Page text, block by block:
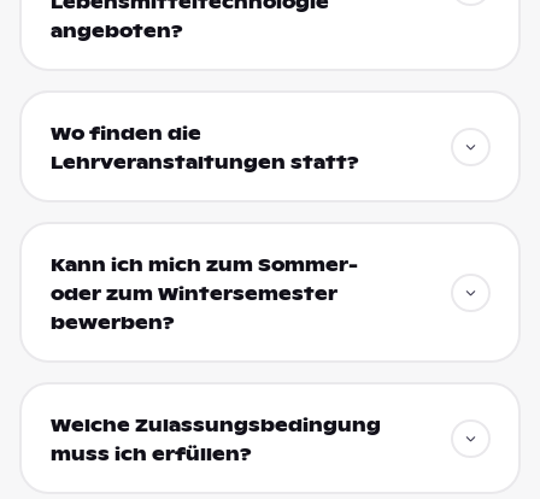
angeboten?
Wo finden die
Lehrveranstaltungen statt?
Kann ich mich zum Sommer-
oder zum Wintersemester
bewerben?
Welche Zulassungsbedingung
muss ich erfüllen?